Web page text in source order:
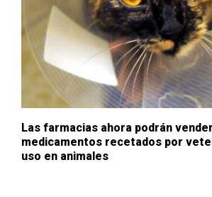
Las farmacias ahora podrán vender
medicamentos recetados por
uso en animales